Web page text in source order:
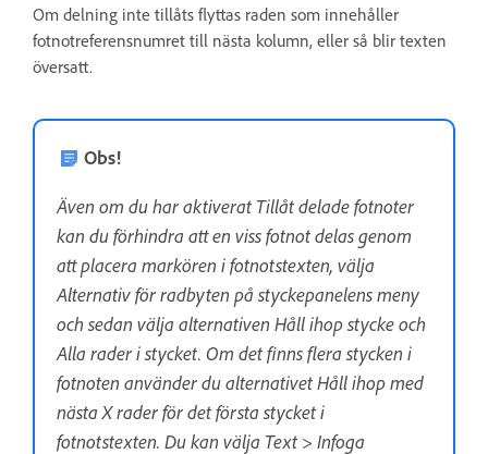
Om delning inte tillåts flyttas raden som innehåller
fotnotreferensnumret till nästa kolumn, eller så blir texten
översatt.
Obs!
Även om du har aktiverat Tillåt delade fotnoter
kan du förhindra att en viss fotnot delas genom
att placera markören i fotnotstexten, välja
Alternativ för radbyten på styckepanelens meny
och sedan välja alternativen Håll ihop stycke och
Alla rader i stycket. Om det finns flera stycken i
fotnoten använder du alternativet Håll ihop med
nästa X rader för det första stycket i
fotnotstexten. Du kan välja Text > Infoga